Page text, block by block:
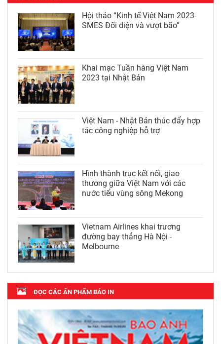
Hội thảo “Kinh tế Việt Nam 2023-
SMES Đối diện và vượt bão”
Khai mạc Tuần hàng Việt Nam
2023 tại Nhật Bản
Việt Nam - Nhật Bản thúc đẩy hợp
tác công nghiệp hỗ trợ
Hình thành trục kết nối, giao
thương giữa Việt Nam với các
nước tiểu vùng sông Mekong
Vietnam Airlines khai trương
đường bay thẳng Hà Nội -
Melbourne
ĐỌC CÁC ẤN PHẨM BÁO IN